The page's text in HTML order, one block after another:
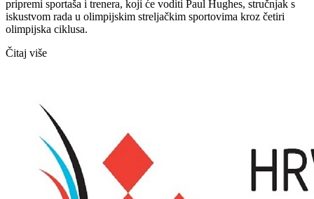
pripremi sportaša i trenera, koji će voditi Paul Hughes, stručnjak s
iskustvom rada u olimpijskim streljačkim sportovima kroz četiri
olimpijska ciklusa.
Čitaj više